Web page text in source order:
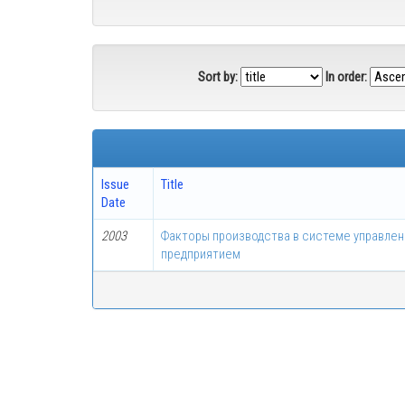
Sort by: In order:
Issue
Date
Title
2003
Факторы производства в системе
предприятием